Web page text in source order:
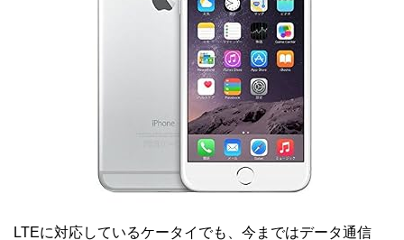
LTEに対応しているケータイでも、今まではデータ通信